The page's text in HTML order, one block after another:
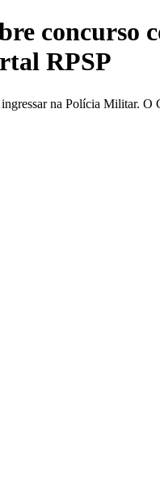
concurso
RPSP
na Polícia Militar.